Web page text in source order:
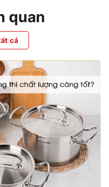
quan
cả